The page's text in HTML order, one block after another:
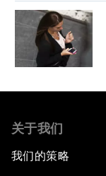
关于我们
我们的策略